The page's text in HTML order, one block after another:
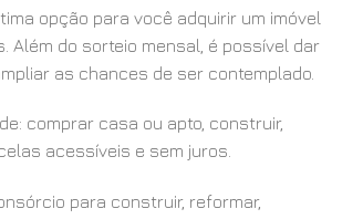
opção para você adquirir um imóvel
Além do sorteio mensal, é possível dar
as chances de ser contemplado.
comprar casa ou apto, construir,
acessíveis e sem juros.
para construir, reformar,